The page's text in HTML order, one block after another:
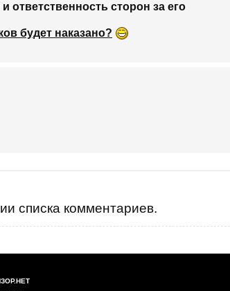
ответственность сторон за его
будет наказано?
списка комментариев.